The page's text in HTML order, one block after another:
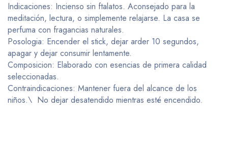
Indicaciones: Incienso sin ftalatos. Aconsejado para la
meditación, lectura, o simplemente relajarse. La casa se
perfuma con fragancias naturales.
Posologia: Encender el stick, dejar arder 10 segundos,
apagar y dejar consumir lentamente.
Composicion: Elaborado con esencias de primera calidad
seleccionadas.
Contraindicaciones: Mantener fuera del alcance de los
niños.\ No dejar desatendido mientras esté encendido.